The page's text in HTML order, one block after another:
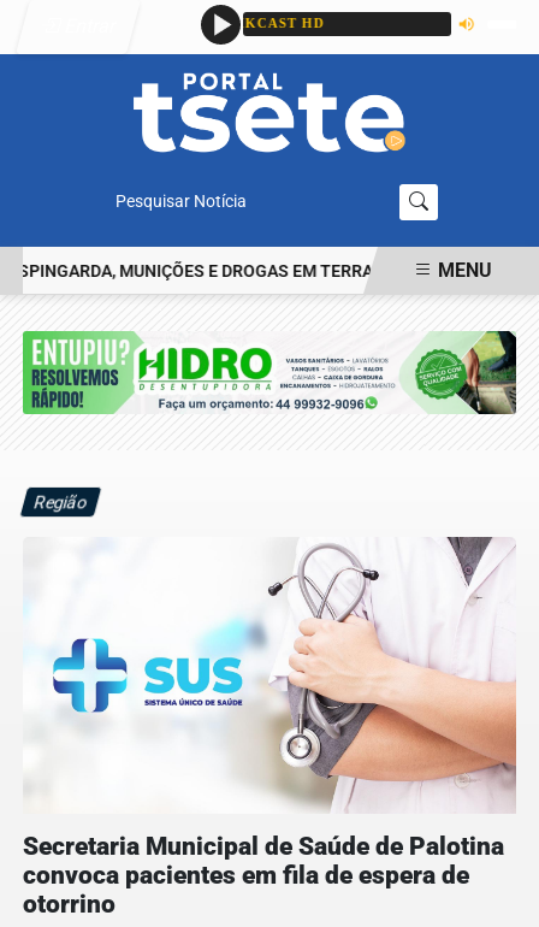
Pesquisar Notícia
MUNIÇÕES E DROGAS EM TERRA ROXA IDENTIFICADO
MENU
Região
Secretaria Municipal de Saúde de Palotina
convoca pacientes em fila de espera de
otorrino